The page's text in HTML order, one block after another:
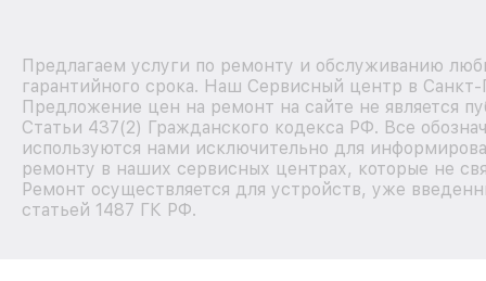
Предлагаем услуги по ремонту и обслуживанию
гарантийного срока. Наш Сервисный центр в
Предложение цен на ремонт на сайте не является
Статьи 437(2) Гражданского кодекса РФ. Все
используются нами исключительно для
ремонту в наших сервисных центрах, которые не
Ремонт осуществляется для устройств, уже
статьей 1487 ГК РФ.